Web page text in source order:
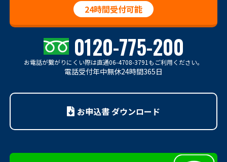
24時間受付可能
0120-775-200
お電話が繋がりにくい際は直通06-4708-3791もご利用ください。
電話受付年中無休24時間365日
お申込書 ダウンロード